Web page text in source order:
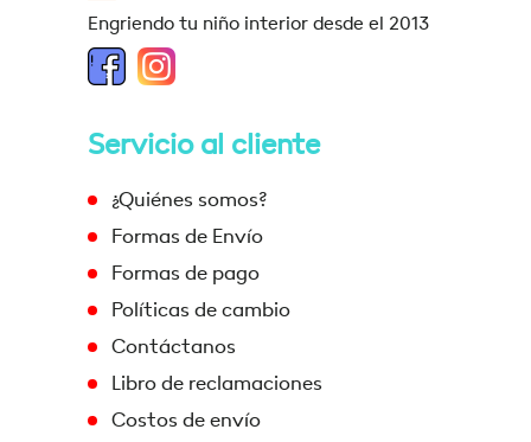
Engriendo tu niño interior desde el 2013
Servicio al cliente
¿Quiénes somos?
Formas de Envío
Formas de pago
Políticas de cambio
Contáctanos
Libro de reclamaciones
Costos de envío